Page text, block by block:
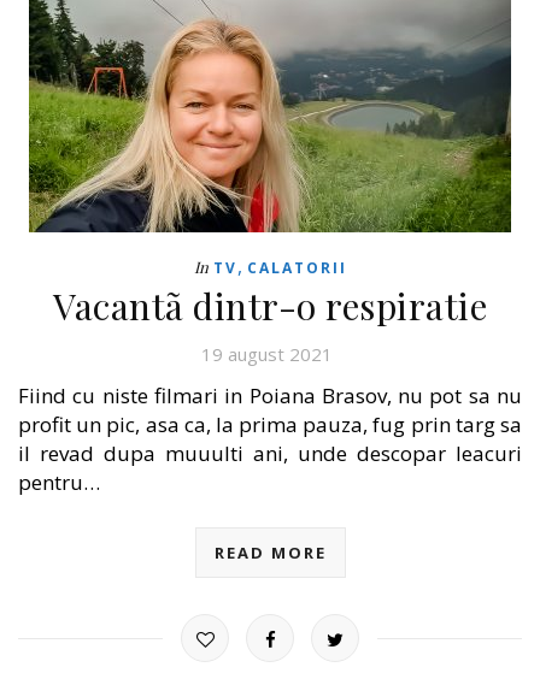
In TV, CALATORII
Vacantã dintr-o respiratie
19 august 2021
Fiind cu niste filmari in Poiana Brasov, nu pot sa nu
profit un pic, asa ca, la prima pauza, fug prin targ sa
il revad dupa muuulti ani, unde descopar leacuri
pentru…
READ MORE